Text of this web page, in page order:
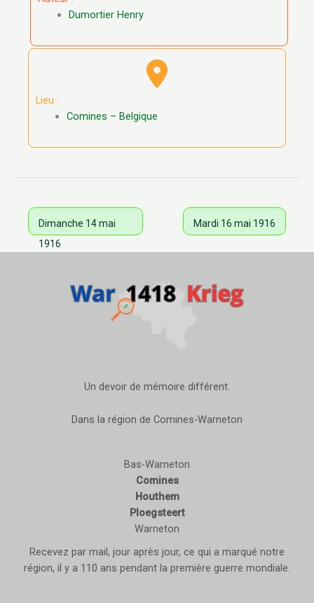
Dumortier Henry
Lieu :
Comines – Belgique
Dimanche 14 mai
1916
Mardi 16 mai 1916
Un devoir de mémoire différent.
Dans la région de Comines-Warneton
Bas-Warneton
Comines
Houthem
Ploegsteert
Warneton
Recevez par mail, jour après jour, ce qui a marqué notre
région, il y a 110 ans pendant la première guerre mondiale.